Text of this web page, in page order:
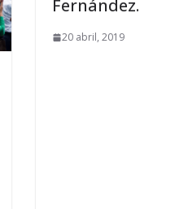
Fernández.
20 abril, 2019